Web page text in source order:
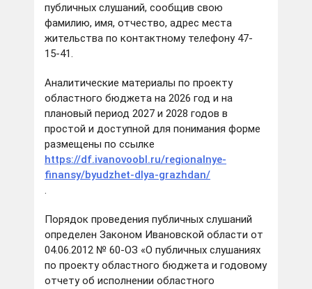
публичных слушаний, сообщив свою
фамилию, имя, отчество, адрес места
жительства по контактному телефону 47-
15-41.
Аналитические материалы по проекту
областного бюджета на 2026 год и на
плановый период 2027 и 2028 годов в
простой и доступной для понимания форме
размещены по ссылке
https://df.ivanovoobl.ru/regionalnye-
finansy/byudzhet-dlya-grazhdan/
.
Порядок проведения публичных слушаний
определен Законом Ивановской области от
04.06.2012 № 60-ОЗ «О публичных слушаниях
по проекту областного бюджета и годовому
отчету об исполнении областного